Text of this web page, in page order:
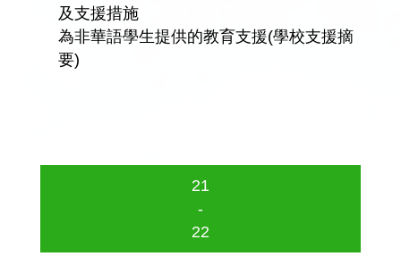
及支援措施
為非華語學生提供的教育支援(學校支援摘
要)
21
-
22